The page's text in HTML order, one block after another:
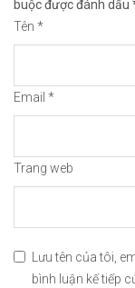
buộc được đánh dấu
Tên *
Email *
Trang web
Lưu tên của tôi,
bình luận kế tiếp